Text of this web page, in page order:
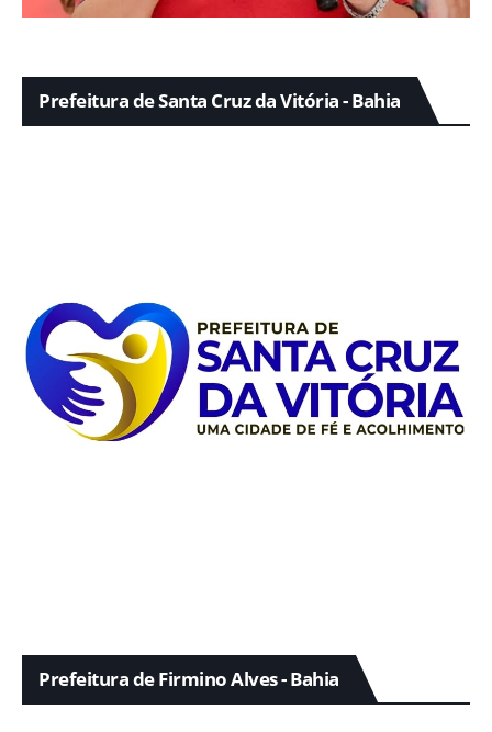
Prefeitura de Santa Cruz da Vitória - Bahia
Prefeitura de Firmino Alves - Bahia